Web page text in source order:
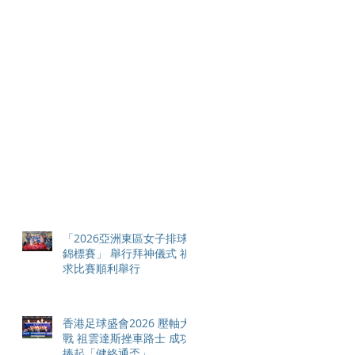
「2026亞洲東區女子排球
錦標賽」 舉行拜神儀式 祈
求比賽順利舉行
香港足球盛會2026 壓軸大
戰 祖雲達斯挫車路士 成功